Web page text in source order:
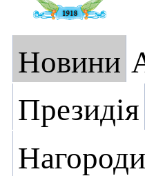
Новини
Президія
Нагороди